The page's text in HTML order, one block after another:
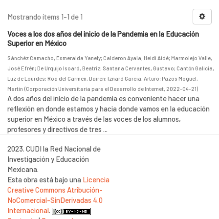
Mostrando ítems 1-1 de 1
Voces a los dos años del inicio de la Pandemia en la Educación
Superior en México
Sánchéz Camacho, Esmeralda Yanely; Calderon Ayala, Heidi Aidé; Marmolejo Valle,
José Efrén; De Urquijo Isoard, Beatriz; Santana Cervantes, Gustavo; Cantón Galicia,
Luz de Lourdes; Roa del Carmen, Dairen; Iznard García, Arturo; Pazos Moguel,
Martin (Corporación Universitaria para el Desarrollo de Internet, 2022-04-21)
A dos años del inicio de la pandemia es conveniente hacer una
reflexión en donde estamos y hacia donde vamos en la educación
superior en México a través de las voces de los alumnos,
profesores y directivos de tres ...
2023. CUDI la Red Nacional de
Investigación y Educación
Mexicana.
Esta obra está bajo una Licencia
Creative Commons Atribución-
NoComercial-SinDerivadas 4.0
Internacional.